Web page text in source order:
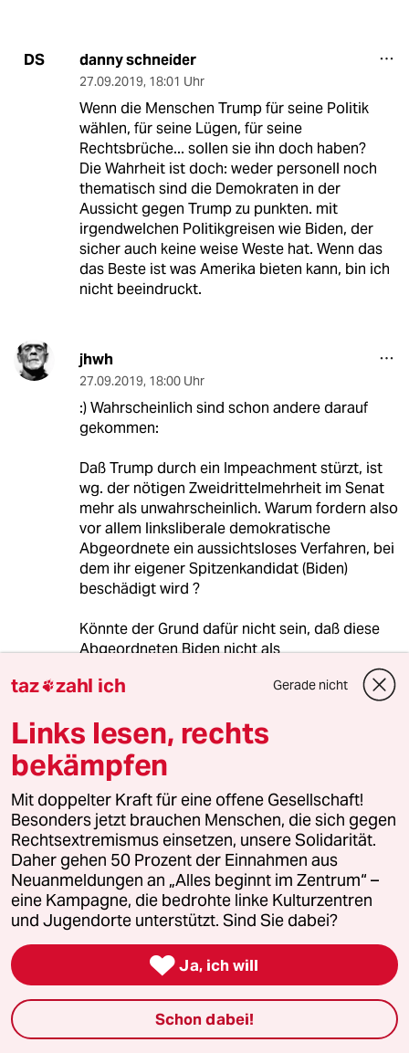
DS danny schneider
27.09.2019, 18:01 Uhr
Wenn die Menschen Trump für seine Politik
wählen, für seine Lügen, für seine
Rechtsbrüche... sollen sie ihn doch haben?
Die Wahrheit ist doch: weder personell noch
thematisch sind die Demokraten in der
Aussicht gegen Trump zu punkten. mit
irgendwelchen Politikgreisen wie Biden, der
sicher auch keine weise Weste hat. Wenn das
das Beste ist was Amerika bieten kann, bin ich
nicht beeindruckt.
jhwh
27.09.2019, 18:00 Uhr
:) Wahrscheinlich sind schon andere darauf
gekommen:
Daß Trump durch ein Impeachment stürzt, ist
wg. der nötigen Zweidrittelmehrheit im Senat
mehr als unwahrscheinlich. Warum fordern also
vor allem linksliberale demokratische
Abgeordnete ein aussichtsloses Verfahren, bei
dem ihr eigener Spitzenkandidat (Biden)
beschädigt wird ?
Könnte der Grund dafür nicht sein, daß diese
Abgeordneten Biden nicht als
Gegensatz zu Elizabeth Warren, die im Fall
als linksliberal.
Januß
27.09.2019,23:51 Uhr
@jhwh:
Das war mir tatsächlich bisher nicht
bewusst. Vielen Dank dafür!
Wenn ein, in den Reihen der
geltender, Kandidat aufgestellt wird
hat Trump aber ohnehin schon
gewonnen.
taz zahl ich Gerade nicht
Links lesen, rechts
bekämpfen
Mit doppelter Kraft für eine offene Gesellschaft!
Besonders jetzt brauchen Menschen, die sich gegen
Rechtsextremismus einsetzen, unsere Solidarität.
Daher gehen 50 Prozent der Einnahmen aus
Neuanmeldungen an „Alles beginnt im Zentrum“ –
eine Kampagne, die bedrohte linke Kulturzentren
und Jugendorte unterstützt. Sind Sie dabei?
 Ja, ich will
Schon dabei!